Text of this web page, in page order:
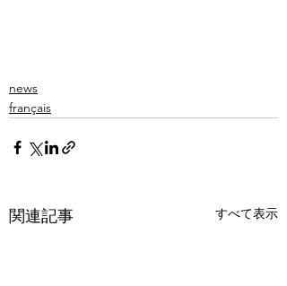
news
français
関連記事 すべて表示